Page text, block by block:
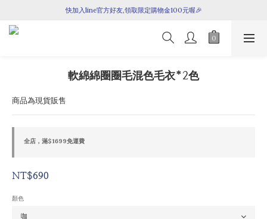
七月新品上架囉！
快加入line官方好友,領取限定購物金100元喔🎉
軟綿綿圈圈毛混色毛衣*2色
商品為現貨販售
全店，滿$1699免運費
NT$690
顏色